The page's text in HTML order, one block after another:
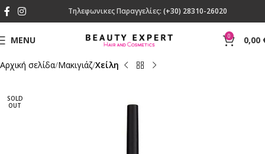
Τηλεφωνικες Παραγγελίες: (+30) 28310-26020
MENU 0 0,00
Αρχική σελίδα Mακιγιάζ Χείλη
SOLD
OUT